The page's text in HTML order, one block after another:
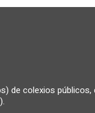
de colexios